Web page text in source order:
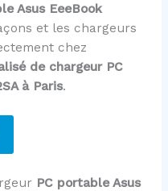
Asus EeeBook
et les chargeurs
chez
de chargeur PC
à Paris.
PC portable Asus